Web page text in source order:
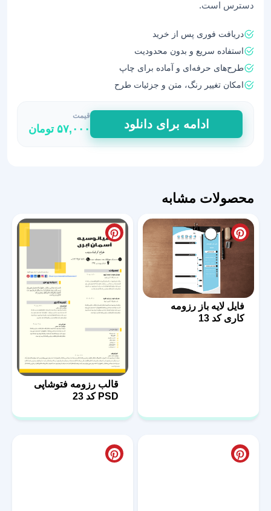
دسترس است.
دریافت فوری پس از خرید
استفاده سریع و بدون محدودیت
طرح‌های حرفه‌ای و آماده برای چاپ
امکان تغییر رنگ، متن و جزئیات طرح
رزومه
لایه
باز
ویرایش
سریع
60
عدد
ادامه برای دانلود
قیمت
۵۷,۰۰۰ تومان
محصولات مشابه
فایل لایه باز رزومه
کاری کد 13
قالب رزومه فتوشاپی
PSD کد 23